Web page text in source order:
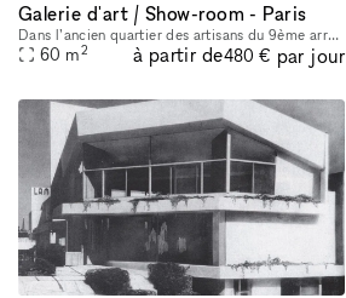
Galerie d'art / Show-room - Paris
Dans l’ancien quartier des artisans du 9ème arrondissement, sous un pont de Paris, une galerie de caractère dont la façade à l’enseigne d’un caviste de la fin du 19ème siècle a été restaurée dans le
60 m2 à partir de480 € par jour